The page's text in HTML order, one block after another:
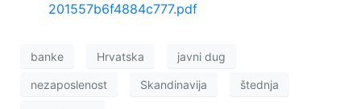
201557b6f4884c777.pdf
banke Hrvatska javni dug
nezaposlenost Skandinavija štednja